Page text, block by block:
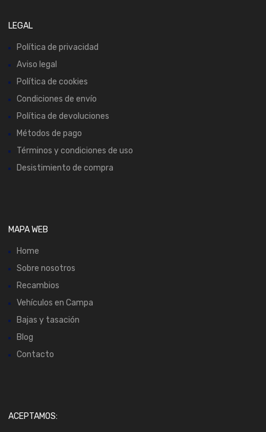
LEGAL
Política de privacidad
Aviso legal
Política de cookies
Condiciones de envío
Política de devoluciones
Métodos de pago
Términos y condiciones de uso
Desistimiento de compra
MAPA WEB
Home
Sobre nosotros
Recambios
Vehículos en Campa
Bajas y tasación
Blog
Contacto
ACEPTAMOS: